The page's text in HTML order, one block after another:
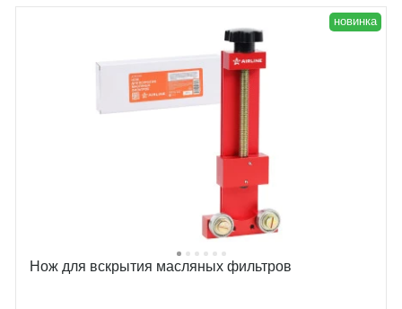
новинка
Нож для вскрытия масляных фильтров